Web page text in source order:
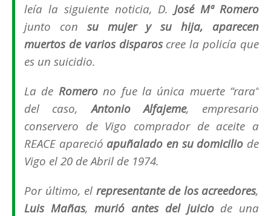
leía la siguiente noticia, D. José Mª Romero
junto con su mujer y su hija, aparecen
muertos de varios disparoscree la policía que
es un suicidio.
La de Romerono fue la única muerte “rara”
del caso,Antonio Alfajeme, empresario
conservero de Vigo comprador de aceite a
REACE apareció apuñalado en su domicilio de
Vigo el 20 de Abril de 1974.
Por último, el representante de los acreedores,
Luis Mañas,murió antes del juiciode una